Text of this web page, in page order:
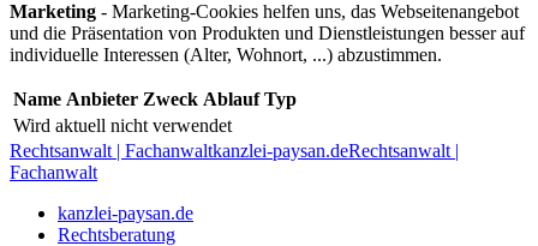
Marketing - Marketing-Cookies helfen uns, das Webseitenangebot
und die Präsentation von Produkten und Dienstleistungen besser auf
individuelle Interessen (Alter, Wohnort, ...) abzustimmen.
Name Anbieter Zweck Ablauf Typ
Wird aktuell nicht verwendet
Rechtsanwalt | Fachanwaltkanzlei-paysan.deRechtsanwalt |
Fachanwalt
kanzlei-paysan.de
Rechtsberatung